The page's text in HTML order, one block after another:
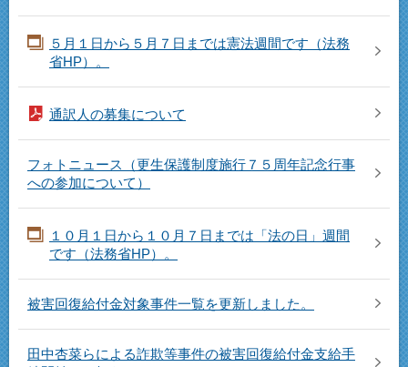
５月１日から５月７日までは憲法週間です（法務
省HP）。
通訳人の募集について
フォトニュース（更生保護制度施行７５周年記念行事
への参加について）
１０月１日から１０月７日までは「法の日」週間
です（法務省HP）。
被害回復給付金対象事件一覧を更新しました。
田中杏菜らによる詐欺等事件の被害回復給付金支給手